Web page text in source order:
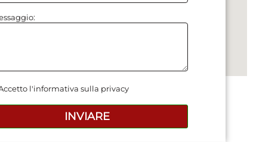
l'informativa sulla privacy
INVIARE